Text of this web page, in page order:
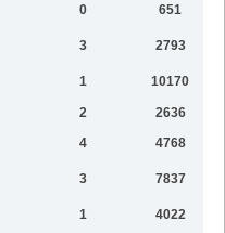
0 651
3 2793
1 10170
2 2636
4 4768
3 7837
1 4022